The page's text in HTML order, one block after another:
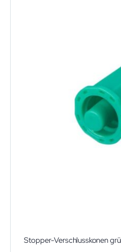
Stopper-Verschlusskonen